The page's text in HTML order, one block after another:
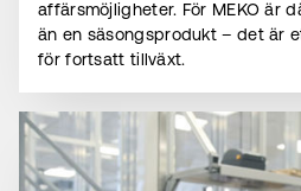
affärsmöjligheter. För MEKO är
än en säsongsprodukt – det är
för fortsatt tillväxt.